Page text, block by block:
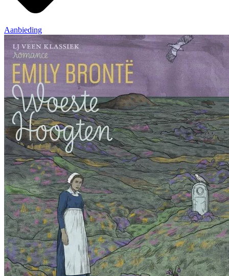
Aanbieding